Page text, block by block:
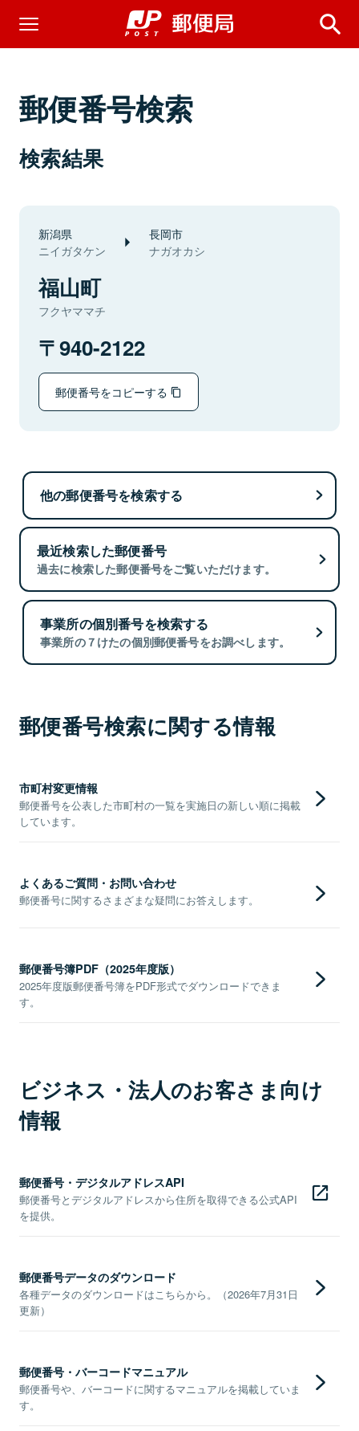
郵便番号検索
検索結果
新潟県
ニイガタケン
長岡市
ナガオカシ
福山町
フクヤママチ
940-2122
郵便番号をコピーする
他の郵便番号を検索する
最近検索した郵便番号
過去に検索した郵便番号をご覧いただけます。
事業所の個別番号を検索する
事業所の７けたの個別郵便番号をお調べします。
郵便番号検索に関する情報
市町村変更情報
郵便番号を公表した市町村の一覧を実施日の新しい順に掲載
しています。
よくあるご質問・お問い合わせ
郵便番号に関するさまざまな疑問にお答えします。
郵便番号簿PDF（2025年度版）
2025年度版郵便番号簿をPDF形式でダウンロードできま
す。
ビジネス・法人のお客さま向け
情報
郵便番号・デジタルアドレスAPI
郵便番号とデジタルアドレスから住所を取得できる公式API
を提供。
郵便番号データのダウンロード
各種データのダウンロードはこちらから。（2026年7月31日
更新）
郵便番号・バーコードマニュアル
郵便番号や、バーコードに関するマニュアルを掲載していま
す。